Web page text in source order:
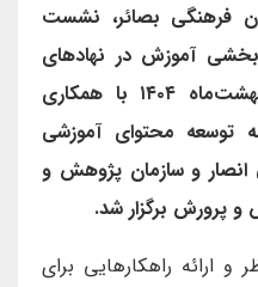
فرهنگی بصائر، نشست
آموزش در نهادهای
تربیتی» روز دوشنبه ۱۵ اردیبهشت‌ماه ۱۴۰۴ با همکاری
توسعه محتوای آموزشی
انصار و سازمان پژوهش و
و پرورش برگزار شد.
ارائه راهکارهایی برای